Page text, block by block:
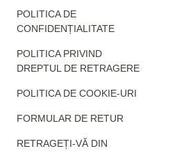
POLITICA DE
CONFIDENȚIALITATE
POLITICA PRIVIND
DREPTUL DE RETRAGERE
POLITICA DE COOKIE-URI
FORMULAR DE RETUR
RETRAGEȚI-VĂ DIN